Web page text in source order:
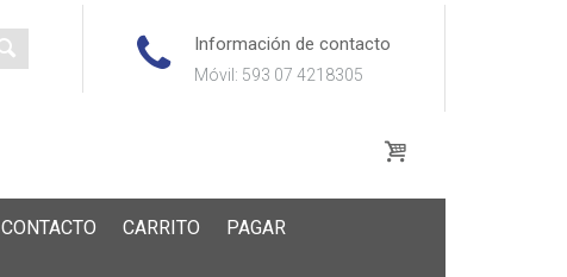
Información de contacto
Móvil: 593 07 4218305
CONTACTO CARRITO PAGAR